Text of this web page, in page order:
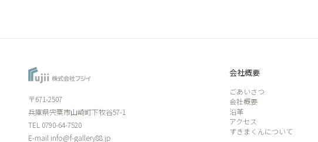
〒671-2507
兵庫県宍粟市山崎町下牧谷57-1
TEL 0790-64-7520
E-mail info@f-gallery88.jp
会社概要
ごあいさつ
会社概要
沿革
アクセス
すきまくんについて